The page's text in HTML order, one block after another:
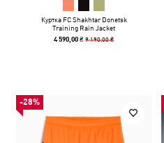
Куртка FC Shakhtar Donetsk
Training Rain Jacket
4 590,00 ₴9 190,00 ₴
-28%